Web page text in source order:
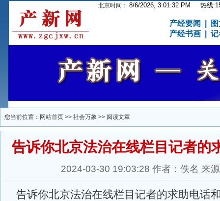
北京时间： 8/6/2026, 3:01:32 PM 热线
产经要闻
产经书画
记
您当前位置： 网站首页 >> 社会万象 >> 阅读文章
告诉你北京法治在线栏目记者的
2024-03-30 19:03:28 作者：佚名 来
告诉你北京法治在线栏目记者的求助电话